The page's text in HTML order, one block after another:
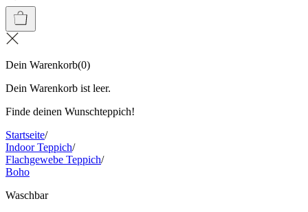
Dein Warenkorb(0)
Dein Warenkorb ist leer.
Finde deinen Wunschteppich!
Startseite/
Indoor Teppich/
Flachgewebe Teppich/
Boho
Waschbar